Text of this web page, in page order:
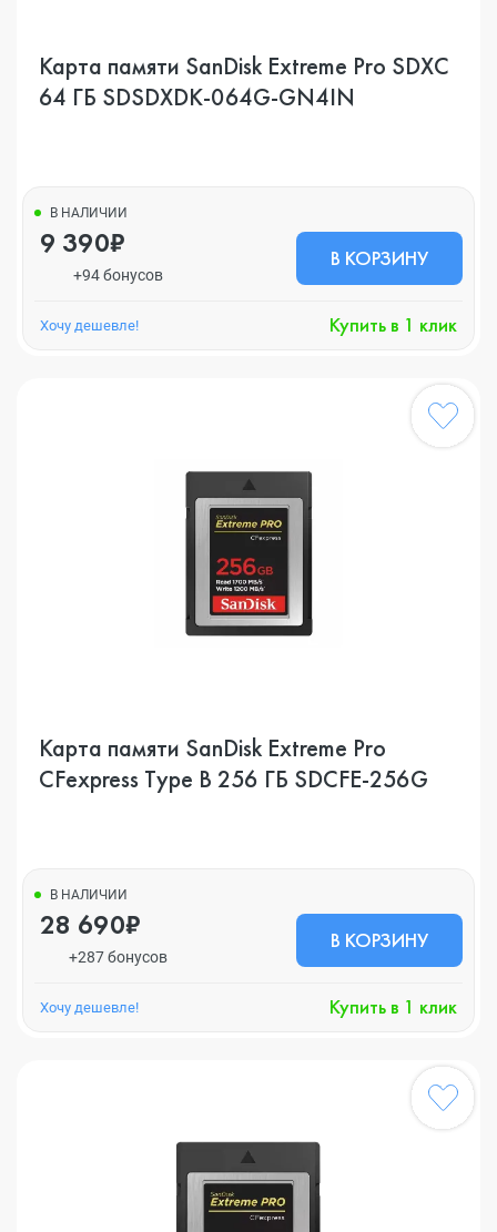
Карта памяти SanDisk Extreme Pro SDXC
64 ГБ SDSDXDK-064G-GN4IN
В НАЛИЧИИ
9 390₽
+94 бонусов
В КОРЗИНУ
Хочу дешевле! Купить в 1 клик
Карта памяти SanDisk Extreme Pro
CFexpress Type B 256 ГБ SDCFE-256G
В НАЛИЧИИ
28 690₽
+287 бонусов
В КОРЗИНУ
Хочу дешевле! Купить в 1 клик